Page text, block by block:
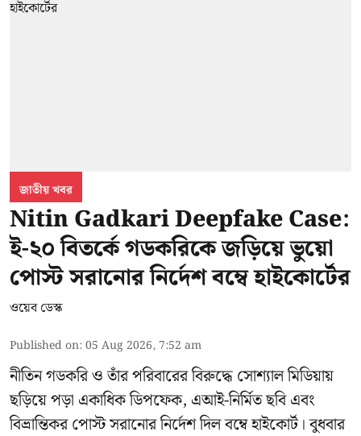
জাতীয় খবর
Nitin Gadkari Deepfake Case:
ই-২০ বিতর্কে গডকরিকে জড়িয়ে ভুয়ো
পোস্ট সরানোর নির্দেশ বম্বে হাইকোর্টের
ওয়েব ডেস্ক
Published on:05 Aug 2026, 7:52 am
নীতিন গডকরি ও তাঁর পরিবারের বিরুদ্ধে সোশ্যাল মিডিয়ায়
ছড়িয়ে পড়া একাধিক ডিপফেক, এআই-নির্মিত ছবি এবং
বিভ্রান্তিকর পোস্ট সরানোর নির্দেশ দিল বম্বে হাইকোর্ট। বুধবার